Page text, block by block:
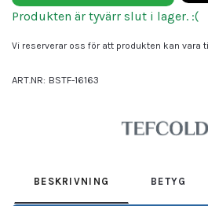
Produkten är tyvärr slut i lager. :(
Vi reserverar oss för att produkten kan vara
ART.NR: BSTF-16163
BESKRIVNING BETYG